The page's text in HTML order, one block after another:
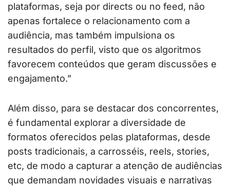
plataformas, seja por directs ou no feed, não
apenas fortalece o relacionamento com a
audiência, mas também impulsiona os
resultados do perfil, visto que os algoritmos
favorecem conteúdos que geram discussões e
engajamento.”
Além disso, para se destacar dos concorrentes,
é fundamental explorar a diversidade de
formatos oferecidos pelas plataformas, desde
posts tradicionais, a carrosséis, reels, stories,
etc, de modo a capturar a atenção de audiências
que demandam novidades visuais e narrativas